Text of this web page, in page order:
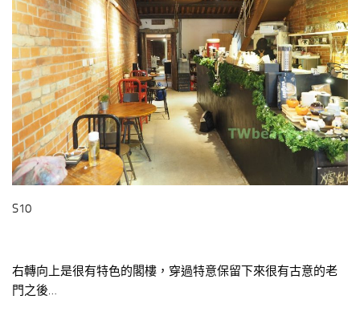
S10
右轉向上是很有特色的閣樓，穿過特意保留下來很有古意的老
門之後…